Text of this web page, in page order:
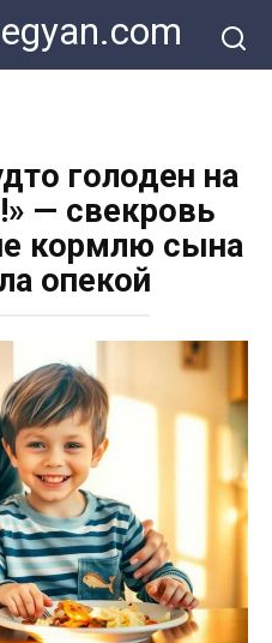
голоден на
— свекровь
кормлю сына
опекой